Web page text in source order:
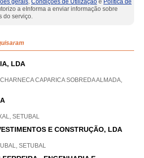
gerais, Condições de Utilização e Política de
a eInforma a enviar informação sobre
do serviço.
LDA
CAPARICA SOBREDA ALMADA,
SETUBAL
E CONSTRUÇÃO, LDA
SETUBAL